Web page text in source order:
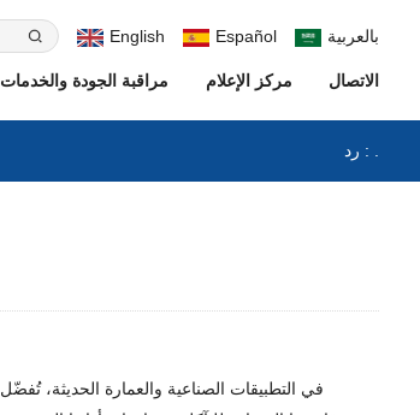
English Español بالعربية
مراقبة الجودة والخدمات مركز الإعلام الاتصال
رد : .